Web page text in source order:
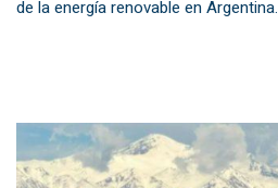
de la energía renovable en Argentina.